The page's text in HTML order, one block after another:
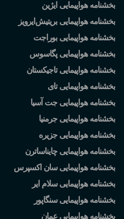
بخشنامه هواپیمایی ایژین
بخشنامه هواپیمایی بریتیش ایرویز
بخشنامه هواپیمایی بوراجت
بخشنامه هواپیمایی پگاسوس
بخشنامه هواپیمایی تاجیکستان
بخشنامه هواپیمایی تای
بخشنامه هواپیمایی جت آسیا
بخشنامه هواپیمایی جرمنیا
بخشنامه هواپیمایی جزیره
بخشنامه هواپیمایی چایناساترن
بخشنامه هواپیمایی سان اکسپرس
بخشنامه هواپیمایی سلام ایر
بخشنامه هواپیمایی سنگاپور
بخشنامه هواپیمایی عمان